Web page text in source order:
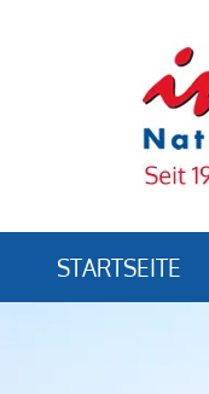
STARTSEITE